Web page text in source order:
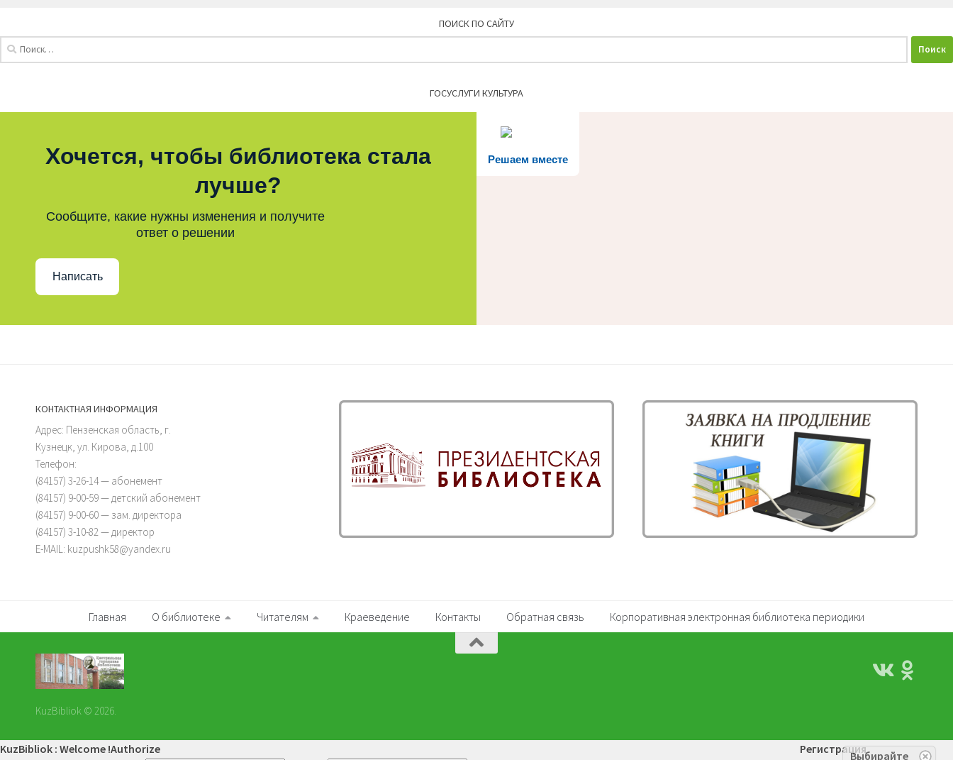
ПОИСК ПО САЙТУ
ГОСУСЛУГИ КУЛЬТУРА
Решаем вместе
Хочется, чтобы библиотека стала
лучше?
Сообщите, какие нужны изменения и получите
ответ о решении
Написать
КОНТАКТНАЯ ИНФОРМАЦИЯ
Адрес: Пензенская область, г.
Кузнецк, ул. Кирова, д.100
Телефон:
(84157) 3-26-14 — абонемент
(84157) 9-00-59 — детский абонемент
(84157) 9-00-60 — зам. директора
(84157) 3-10-82 — директор
E-MAIL: kuzpushk58@yandex.ru
Главная О библиотеке Читателям Краеведение Контакты Обратная связь Корпоративная электронная библиотека периодики
KuzBibliok © 2026.
KuzBibliok : Welcome !Authorize
Регистрация
Выбирайте